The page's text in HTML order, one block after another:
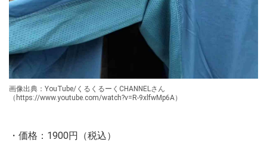
画像出典：YouTube/くるくるーくCHANNELさん
（https://www.youtube.com/watch?v=R-9xlfwMp6A）
・価格：1900円（税込）